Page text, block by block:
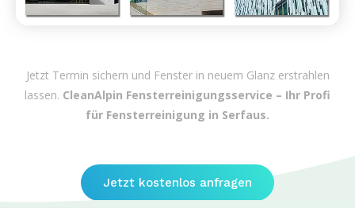
Jetzt Termin sichern und Fenster in neuem Glanz erstrahlen
lassen. CleanAlpin Fensterreinigungsservice – Ihr Profi
für Fensterreinigung in Serfaus.
Jetzt kostenlos anfragen